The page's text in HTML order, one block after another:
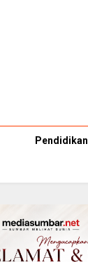
Pendidikan